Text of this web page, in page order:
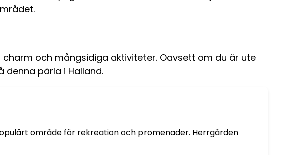
och mångsidiga aktiviteter. Oavsett om du är ute
pärla i Halland.
område för rekreation och promenader. Herrgården